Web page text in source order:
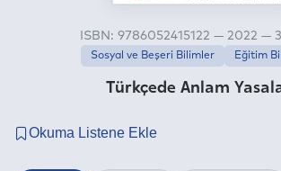
Türkçede Anlam
ISBN: 9786052415122 — 2022 —
Sosyal ve Beşeri Bilimler Eğitim